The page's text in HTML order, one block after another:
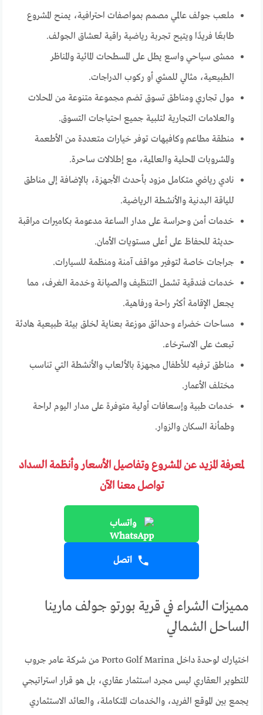
ملعب جولف عالمي مصمم بمواصفات احترافية، يمنح المشروع
طابعًا فريدًا ويتيح تجربة رياضية راقية لعشاق الجولف.
ممشى سياحي واسع يطل على المسطحات المائية والمناظر
الطبيعية، مثالي للمشي أو ركوب الدراجات.
مول تجاري ومناطق تسوق تضم مجموعة متنوعة من المحلات
والعلامات التجارية لتلبية جميع احتياجات التسوق.
منطقة مطاعم وكافيهات توفر خيارات متعددة من الأطعمة
والمشروبات المحلية والعالمية، مع إطلالات ساحرة.
نادي رياضي متكامل مزود بأحدث الأجهزة، بالإضافة إلى مناطق
للياقة البدنية والأنشطة الرياضية.
خدمات أمن وحراسة على مدار الساعة مدعومة بكاميرات مراقبة
حديثة للحفاظ على أعلى مستويات الأمان.
جراجات خاصة لتوفير مواقف آمنة ومنظمة للسيارات.
خدمات فندقية تشمل التنظيف والصيانة وخدمة الغرف، مما
يجعل الإقامة أكثر راحة ورفاهية.
مساحات خضراء وحدائق موزعة بعناية لخلق بيئة طبيعية هادئة
تبعث على الاسترخاء.
مناطق ترفيه للأطفال مجهزة بالألعاب والأنشطة التي تناسب
مختلف الأعمار.
خدمات طبية وإسعافات أولية متوفرة على مدار اليوم لراحة
وطمأنة السكان والزوار.
لمعرفة المزيد عن المشروع وتفاصيل الأسعار وأنظمة السداد
تواصل معنا الآن
واتساب
اتصل
مميزات الشراء في قرية بورتو جولف مارينا
الساحل الشمالي
اختيارك لوحدة داخل Porto Golf Marina من شركة عامر جروب
للتطوير العقاري ليس مجرد استثمار عقاري، بل هو قرار استراتيجي
يجمع بين الموقع الفريد، والخدمات المتكاملة، والعائد الاستثماري